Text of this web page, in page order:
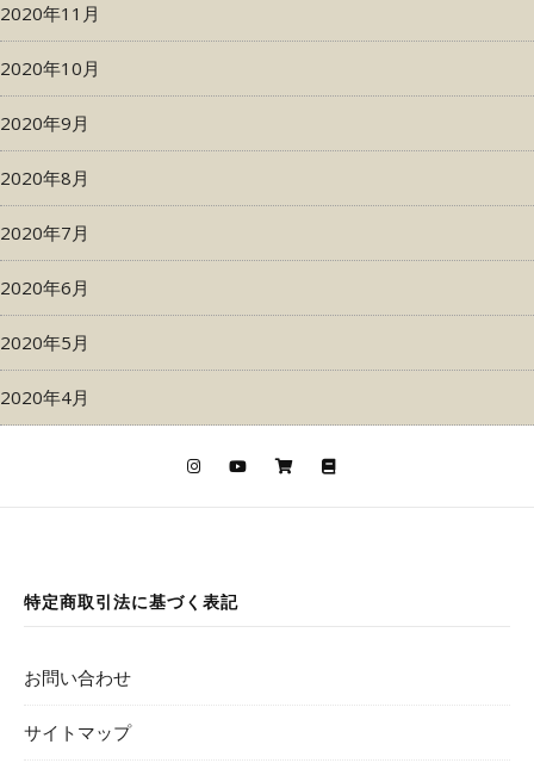
2020年11月
2020年10月
2020年9月
2020年8月
2020年7月
2020年6月
2020年5月
2020年4月
特定商取引法に基づく表記
お問い合わせ
サイトマップ